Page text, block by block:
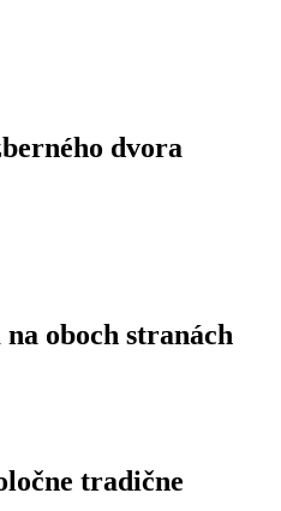
dvora
oboch stranách
tradične